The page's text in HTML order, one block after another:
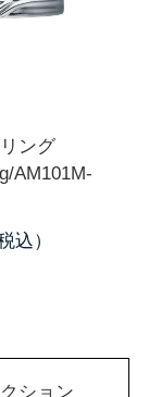
ング
AM101M-
ション